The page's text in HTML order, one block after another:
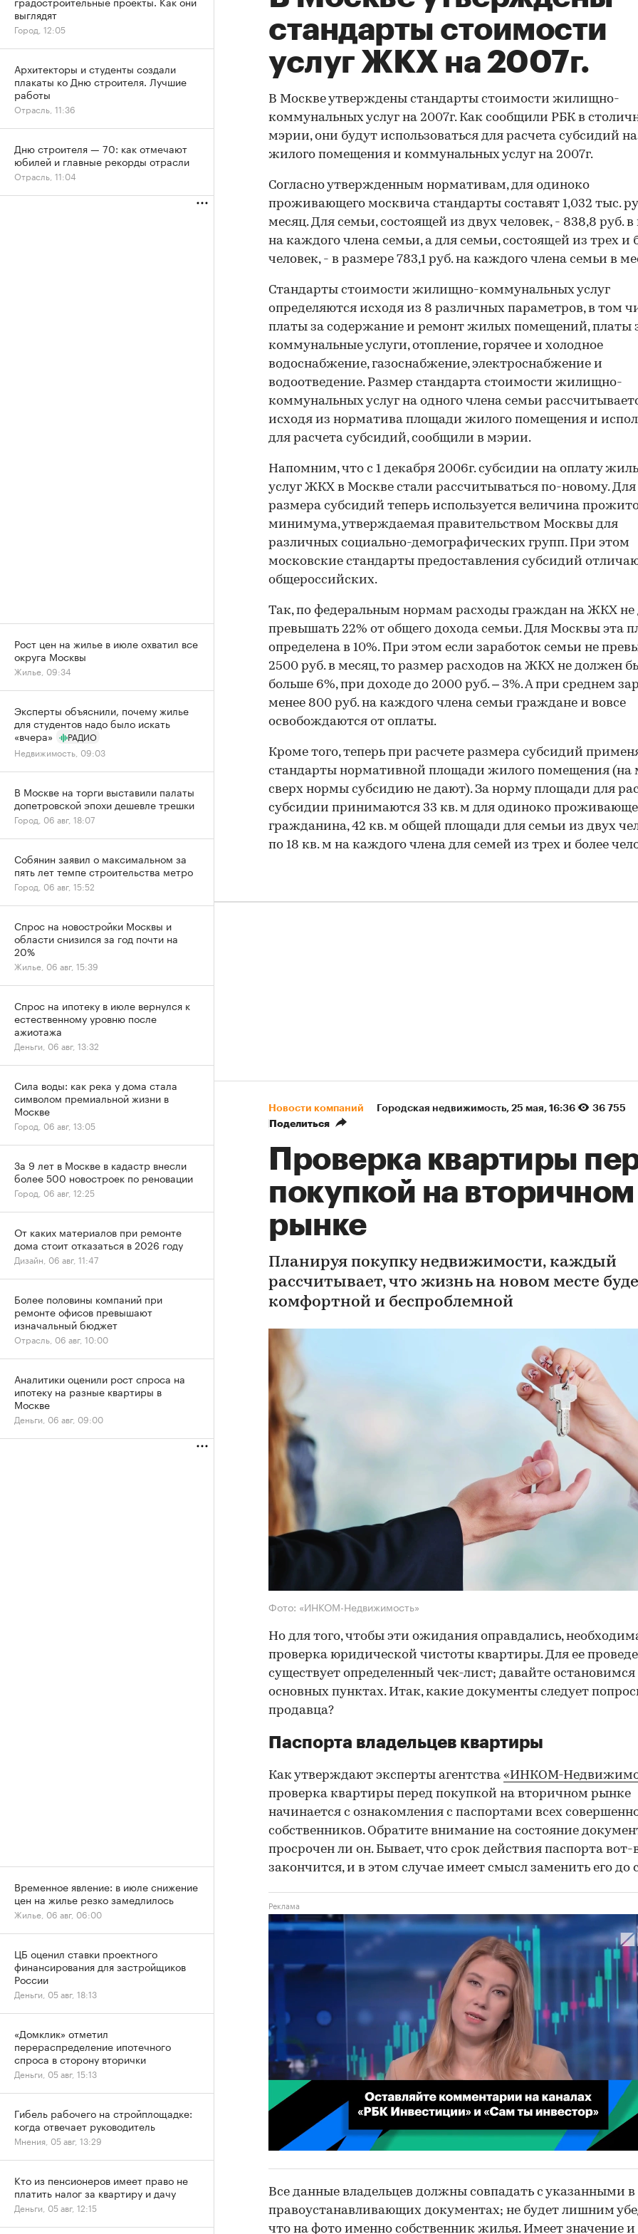
стандарты стоимости
услуг ЖКХ на 2007г.
В Москве утверждены стандарты стоимости жилищно-
коммунальных услуг на 2007г. Как сообщили РБК в
мэрии, они будут использоваться для расчета субсидий
жилого помещения и коммунальных услуг на 2007г.
Согласно утвержденным нормативам, для одиноко
проживающего москвича стандарты составят 1,032 тыс.
месяц. Для семьи, состоящей из двух человек, - 838,8 руб. в
на каждого члена семьи, а для семьи, состоящей из трех и
человек, - в размере 783,1 руб. на каждого члена семьи в
Стандарты стоимости жилищно-коммунальных услуг
определяются исходя из 8 различных параметров, в том
платы за содержание и ремонт жилых помещений, платы
коммунальные услуги, отопление, горячее и холодное
водоснабжение, газоснабжение, электроснабжение и
водоотведение. Размер стандарта стоимости жилищно-
коммунальных услуг на одного члена семьи
исходя из норматива площади жилого помещения и
для расчета субсидий, сообщили в мэрии.
Напомним, что с 1 декабря 2006г. субсидии на оплату
услуг ЖКХ в Москве стали рассчитываться по-новому. Для
размера субсидий теперь используется величина
минимума, утверждаемая правительством Москвы для
различных социально-демографических групп. При этом
московские стандарты предоставления субсидий
общероссийских.
Так, по федеральным нормам расходы граждан на ЖКХ
превышать 22% от общего дохода семьи. Для Москвы эта
определена в 10%. При этом если заработок семьи не
2500 руб. в месяц, то размер расходов на ЖКХ не должен
больше 6%, при доходе до 2000 руб. – 3%. А при среднем
менее 800 руб. на каждого члена семьи граждане и вовсе
освобождаются от оплаты.
Кроме того, теперь при расчете размера субсидий
стандарты нормативной площади жилого помещения (на
сверх нормы субсидию не дают). За норму площади для
субсидии принимаются 33 кв. м для одиноко
гражданина, 42 кв. м общей площади для семьи из двух
по 18 кв. м на каждого члена для семей из трех и более
Новости компаний Городская недвижимость⁠, 25 мая, 16:36
36 755
Поделиться
Проверка квартиры
покупкой на вторичном
рынке
Планируя покупку недвижимости, каждый
рассчитывает, что жизнь на новом месте
комфортной и беспроблемной
Фото: «ИНКОМ-Недвижимость»
Но для того, чтобы эти ожидания оправдались,
проверка юридической чистоты квартиры. Для ее
существует определенный чек-лист; давайте остановимся
основных пунктах. Итак, какие документы следует
продавца?
Паспорта владельцев квартиры
Как утверждают эксперты агентства «ИНКОМ-
проверка квартиры перед покупкой на вторичном рынке
начинается с ознакомления с паспортами всех
собственников. Обратите внимание на состояние
просрочен ли он. Бывает, что срок действия паспорта вот-
закончится, и в этом случае имеет смысл заменить его до
00:02 / 02:03
Все данные владельцев должны совпадать с указанными в
правоустанавливающих документах; не будет лишним
что на фото именно собственник жилья. Имеет значение и
выглядят
Город, 12:05
Архитекторы и студенты создали
плакаты ко Дню строителя. Лучшие
работы
Отрасль, 11:36
Дню строителя — 70: как отмечают
юбилей и главные рекорды отрасли
Отрасль, 11:04
Рост цен на жилье в июле охватил все
округа Москвы
Жилье, 09:34
Эксперты объяснили, почему жилье
для студентов надо было искать
«вчера»
РАДИО
Недвижимость, 09:03
В Москве на торги выставили палаты
допетровской эпохи дешевле трешки
Город, 06 авг, 18:07
Собянин заявил о максимальном за
пять лет темпе строительства метро
Город, 06 авг, 15:52
Спрос на новостройки Москвы и
области снизился за год почти на
20%
Жилье, 06 авг, 15:39
Спрос на ипотеку в июле вернулся к
естественному уровню после
ажиотажа
Деньги, 06 авг, 13:32
Сила воды: как река у дома стала
символом премиальной жизни в
Москве
Город, 06 авг, 13:05
За 9 лет в Москве в кадастр внесли
более 500 новостроек по реновации
Город, 06 авг, 12:25
От каких материалов при ремонте
дома стоит отказаться в 2026 году
Дизайн, 06 авг, 11:47
Более половины компаний при
ремонте офисов превышают
изначальный бюджет
Отрасль, 06 авг, 10:00
Аналитики оценили рост спроса на
ипотеку на разные квартиры в
Москве
Деньги, 06 авг, 09:00
Временное явление: в июле снижение
цен на жилье резко замедлилось
Жилье, 06 авг, 06:00
ЦБ оценил ставки проектного
финансирования для застройщиков
России
Деньги, 05 авг, 18:13
«Домклик» отметил
перераспределение ипотечного
спроса в сторону вторички
Деньги, 05 авг, 15:13
Гибель рабочего на стройплощадке:
когда отвечает руководитель
Мнения, 05 авг, 13:29
Кто из пенсионеров имеет право не
платить налог за квартиру и дачу
Деньги, 05 авг, 12:15